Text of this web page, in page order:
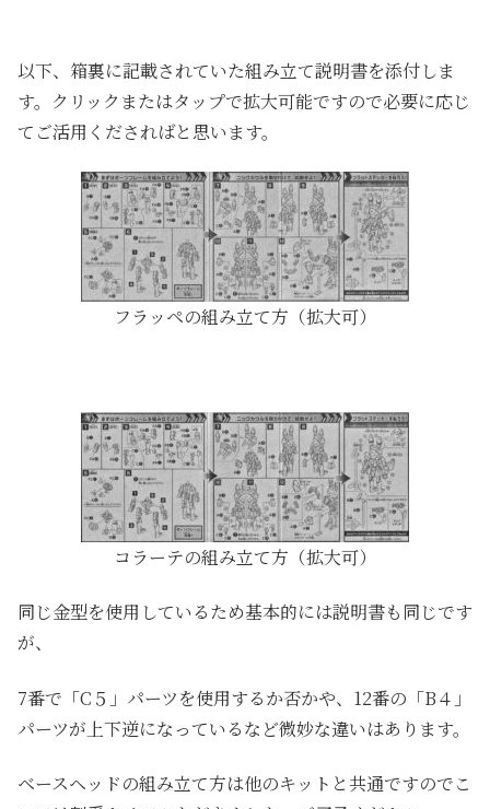
以下、箱裏に記載されていた組み立て説明書を添付しま
す。クリックまたはタップで拡大可能ですので必要に応じ
てご活用くださればと思います。
フラッペの組み立て方（拡大可）
コラーテの組み立て方（拡大可）
同じ金型を使用しているため基本的には説明書も同じです
が、
7番で「C５」パーツを使用するか否かや、12番の「B４」
パーツが上下逆になっているなど微妙な違いはあります。
ベースヘッドの組み立て方は他のキットと共通ですのでこ